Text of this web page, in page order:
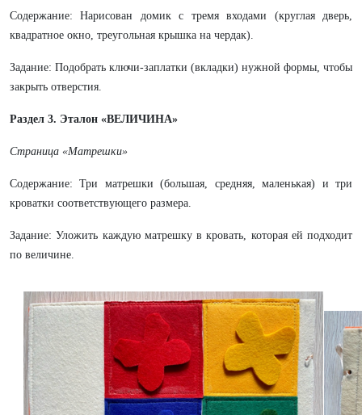
Содержание: Нарисован домик с тремя входами (круглая дверь,
квадратное окно, треугольная крышка на чердак).
Задание: Подобрать ключи-заплатки (вкладки) нужной формы, чтобы
закрыть отверстия.
Раздел 3. Эталон «ВЕЛИЧИНА»
Страница «Матрешки»
Содержание: Три матрешки (большая, средняя, маленькая) и три
кроватки соответствующего размера.
Задание: Уложить каждую матрешку в кровать, которая ей подходит
по величине.